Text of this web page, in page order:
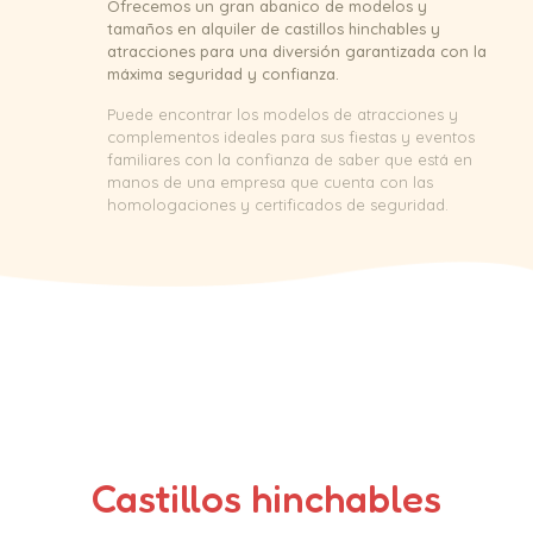
Ofrecemos un gran abanico de modelos y
tamaños en alquiler de castillos hinchables y
atracciones para una diversión garantizada con la
máxima seguridad y confianza.
Puede encontrar los modelos de atracciones y
complementos ideales para sus fiestas y eventos
familiares con la confianza de saber que está en
manos de una empresa que cuenta con las
homologaciones y certificados de seguridad.
Castillos hinchables